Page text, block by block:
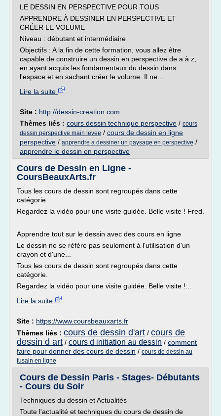
LE DESSIN EN PERSPECTIVE POUR TOUS
APPRENDRE À DESSINER EN PERSPECTIVE ET
CRÉER LE VOLUME
Niveau : débutant et intermédiaire
Objectifs : A la fin de cette formation, vous allez être
capable de construire un dessin en perspective de a à z,
en ayant acquis les fondamentaux du dessin dans
l'espace et en sachant créer le volume. Il ne...
Lire la suite
Site : http://dessin-creation.com
Thèmes liés : cours dessin technique perspective / cours
dessin perspective main levee / cours de dessin en ligne
perspective / apprendre a dessiner un paysage en perspective /
apprendre le dessin en perspective
Cours de Dessin en Ligne -
CoursBeauxArts.fr
Tous les cours de dessin sont regroupés dans cette
catégorie.
Regardez la vidéo pour une visite guidée. Belle visite ! Fred.
Apprendre tout sur le dessin avec des cours en ligne
Le dessin ne se réfère pas seulement à l'utilisation d'un
crayon et d'une...
Tous les cours de dessin sont regroupés dans cette
catégorie.
Regardez la vidéo pour une visite guidée. Belle visite !...
Lire la suite
Site : https://www.coursbeauxarts.fr
Thèmes liés : cours de dessin d'art / cours de
dessin d art / cours d initiation au dessin / comment
faire pour donner des cours de dessin / cours de dessin au
fusain en ligne
Cours de Dessin Paris - Stages- Débutants
- Cours du Soir
Techniques du dessin et Actualités
Toute l'actualité et techniques du cours de dessin de